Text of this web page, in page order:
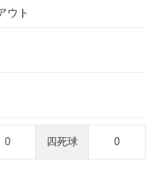
ウト
0 四死球 0